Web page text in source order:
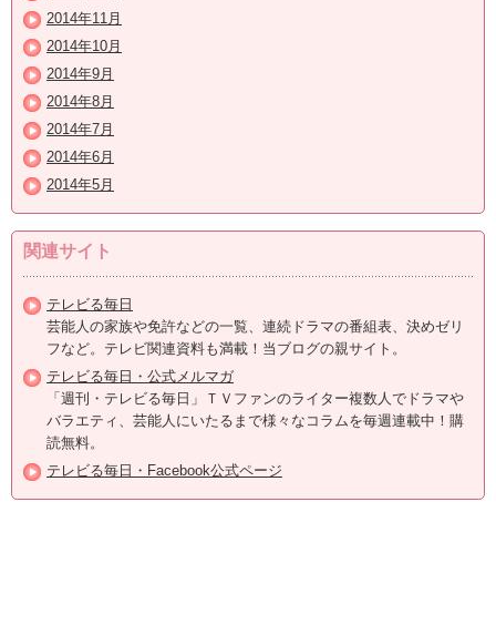
2014年11月
2014年10月
2014年9月
2014年8月
2014年7月
2014年6月
2014年5月
関連サイト
テレビる毎日
芸能人の家族や免許などの一覧、連続ドラマの番組表、決めゼリ
フなど。テレビ関連資料も満載！当ブログの親サイト。
テレビる毎日・公式メルマガ
「週刊・テレビる毎日」ＴＶファンのライター複数人でドラマや
バラエティ、芸能人にいたるまで様々なコラムを毎週連載中！購
読無料。
テレビる毎日・Facebook公式ページ